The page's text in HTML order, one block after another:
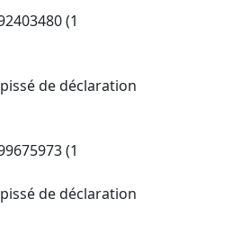
(1
de déclaration
(1
de déclaration